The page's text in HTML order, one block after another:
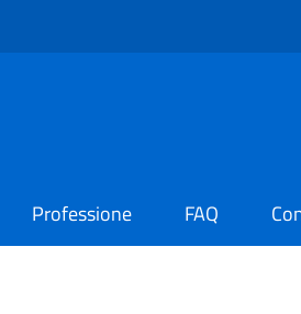
Professione FAQ